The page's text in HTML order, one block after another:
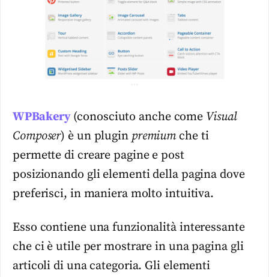
WPBakery(conosciuto anche come Visual
Composer) è un plugin premiumche ti
permette di creare pagine e post
posizionando gli elementi della pagina dove
preferisci, in maniera molto intuitiva.
Esso contiene una funzionalità interessante
che ci è utile per mostrare in una pagina gli
articoli di una categoria. Gli elementi